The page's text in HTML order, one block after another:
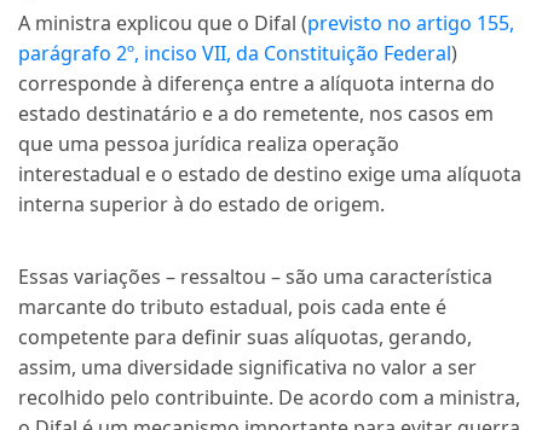
A ministra explicou que o Difal (previsto no artigo 155,
parágrafo 2º, inciso VII, da Constituição Federal)
corresponde à diferença entre a alíquota interna do
estado destinatário e a do remetente, nos casos em
que uma pessoa jurídica realiza operação
interestadual e o estado de destino exige uma alíquota
interna superior à do estado de origem.
Essas variações – ressaltou – são uma característica
marcante do tributo estadual, pois cada ente é
competente para definir suas alíquotas, gerando,
assim, uma diversidade significativa no valor a ser
recolhido pelo contribuinte. De acordo com a ministra,